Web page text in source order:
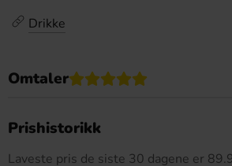
Drikke
Omtaler
Prishistorikk
Laveste pris de siste 30 dagene er